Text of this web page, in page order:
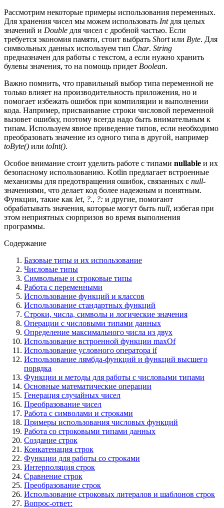
Рассмотрим некоторые примеры использования переменных.
Для хранения чисел мы можем использовать Intдля целых
значений и Double для чисел с дробной частью. Если
требуется экономия памяти, стоит выбрать Shortили Byte. Для
символьных данных используем тип Char. String
предназначен для работы с текстом, а если нужно хранить
булевы значения, то на помощь придет Boolean.
Важно помнить, что правильный выбор типа переменной не
только влияет на производительность приложения, но и
помогает избежать ошибок при компиляции и выполнении
кода. Например, присваивание строки числовой переменной
вызовет ошибку, поэтому всегда надо быть внимательным к
типам. Используем явное приведение типов, если необходимо
преобразовать значение из одного типа в другой, например
toByte() или toInt().
Особое внимание стоит уделить работе с типами nullable и их
безопасному использованию. Kotlin предлагает встроенные
механизмы для предотвращения ошибок, связанных с null-
значениями, что делает код более надежным и понятным.
Функции, такие как let, ?., ?: и другие, помогают
обрабатывать значения, которые могут быть null, избегая при
этом неприятных сюрпризов во время выполнения
программы.
Содержание
Базовые типы и их использование
Числовые типы
Символьные и строковые типы
Работа с переменными
Использование функций и классов
Использование стандартных функций
Строки, числа, символы и логические значения
Операции с числовыми типами данных
Определение максимального числа из двух
Использование встроенной функции maxOf
Использование условного оператора if
Использование лямбда-функций и функций высшего
порядка
Функции и методы для работы с числовыми типами
Основные математические операции
Генерация случайных чисел
Преобразование чисел
Работа с символами и строками
Примеры использования числовых функций
Работа со строковыми типами данных
Создание строк
Конкатенация строк
Функции для работы со строками
Интерполяция строк
Сравнение строк
Преобразование строк
Использование строковых литералов и шаблонов строк
Вопрос-ответ: